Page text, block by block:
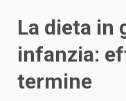
La dieta in
infanzia:
termine